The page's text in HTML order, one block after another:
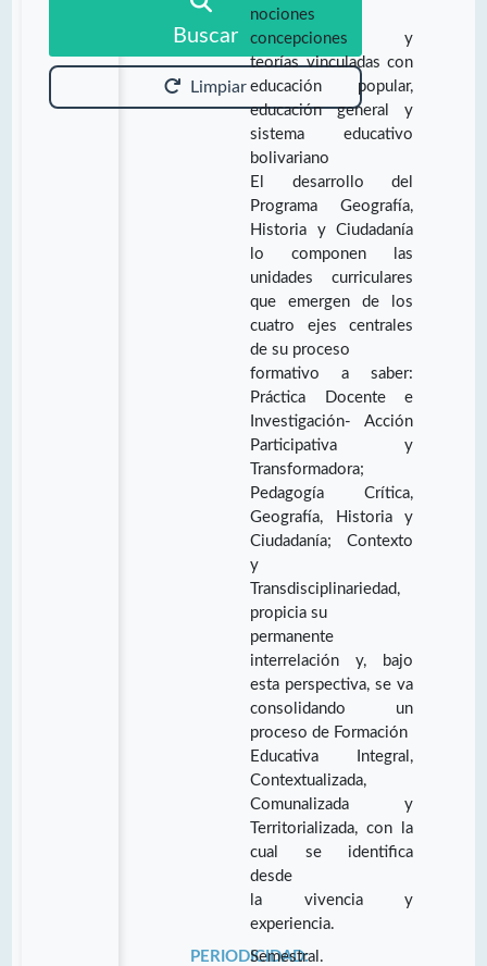
Buscar
Limpiar
nociones
concepciones y
teorías vinculadas con
educación popular,
educación general y
sistema educativo
bolivariano
El desarrollo del
Programa Geografía,
Historia y Ciudadanía
lo componen las
unidades curriculares
que emergen de los
cuatro ejes centrales
de su proceso
formativo a saber:
Práctica Docente e
Investigación- Acción
Participativa y
Transformadora;
Pedagogía Crítica,
Geografía, Historia y
Ciudadanía; Contexto
y
Transdisciplinariedad,
propicia su
permanente
interrelación y, bajo
esta perspectiva, se va
consolidando un
proceso de Formación
Educativa Integral,
Contextualizada,
Comunalizada y
Territorializada, con la
cual se identifica
desde
la vivencia y
experiencia.
PERIODICIDAD:
Semestral.